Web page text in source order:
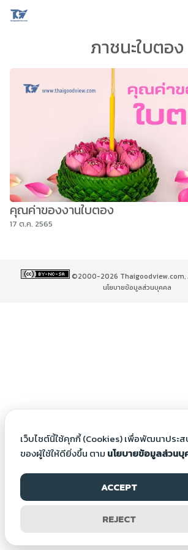
Skip
ภาชนะใบตอง
คุณค่าของงานใบตอง
17 ต.ค. 2565
©2000-2026 Thaigoodview.com,
นโยบายข้อมูลส่วนบุคคล
เว็บไซต์นี้ใช้คุกกี้ (Cookies) เพื่อพัฒนาประ
ของผู้ใช้ให้ดียิ่งขึ้น ตาม นโยบายข้อมูลส่วน
ACCEPT
REJECT